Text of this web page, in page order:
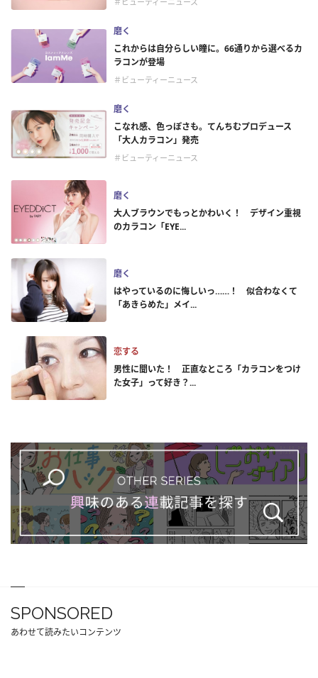
磨く
これからは自分らしい瞳に。66通りから選べるカ
ラコンが登場
＃ビューティーニュース
磨く
こなれ感、色っぽさも。てんちむプロデュース
「大人カラコン」発売
＃ビューティーニュース
磨く
大人ブラウンでもっとかわいく！ デザイン重視
のカラコン「EYE...
磨く
はやっているのに悔しいっ……！ 似合わなくて
「あきらめた」メイ...
恋する
男性に聞いた！ 正直なところ「カラコンをつけ
た女子」って好き？...
SPONSORED
あわせて読みたいコンテンツ